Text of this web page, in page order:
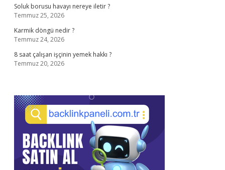
Soluk borusu havayı nereye iletir ?
Temmuz 25, 2026
Karmik döngü nedir ?
Temmuz 24, 2026
8 saat çalışan işçinin yemek hakkı ?
Temmuz 20, 2026